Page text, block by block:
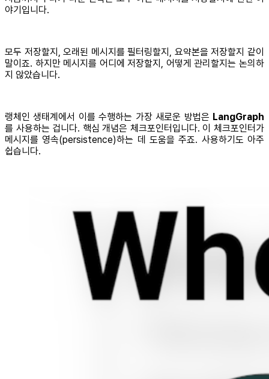
야기입니다.
모두 저장할지, 오래된 메시지를 필터링할지, 요약본을 저장할지 같이
말이죠. 하지만 메시지를 어디에 저장할지, 어떻게 관리할지는 논의하
지 않았습니다.
랭체인 생태계에서 이를 수행하는 가장 새로운 방법은 LangGraph
를 사용하는 겁니다. 핵심 개념은 체크포인터입니다. 이 체크포인터가
메시지를 영속(persistence)하는 데 도움을 주죠. 사용하기도 아주
쉽습니다.